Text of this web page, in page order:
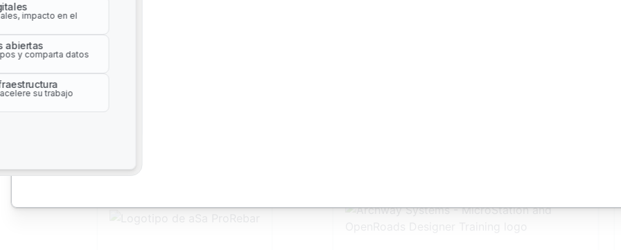
abiertas
y comparta datos
su trabajo
impacto en el
abiertas
y comparta datos
su trabajo
Recorridos automatizados